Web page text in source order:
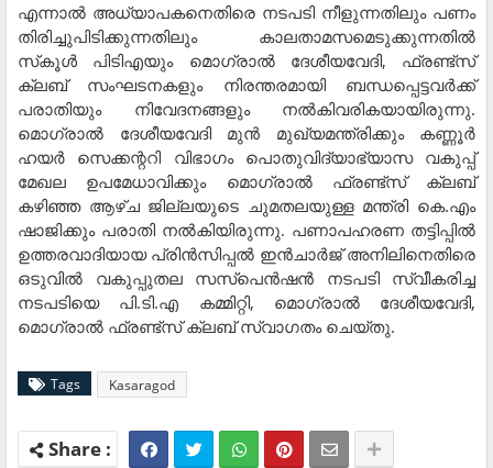
എന്നാല്‍ അധ്യാപകനെതിരെ നടപടി നീളുന്നതിലും പണം
തിരിച്ചുപിടിക്കുന്നതിലും കാലതാമസമെടുക്കുന്നതില്‍
സ്‌കൂള്‍ പിടിഎയും മൊഗ്രാല്‍ ദേശീയവേദി, ഫ്രണ്ട്സ്
ക്ലബ് സംഘടനകളും നിരന്തരമായി ബന്ധപ്പെട്ടവര്‍ക്ക്
പരാതിയും നിവേദനങ്ങളും നല്‍കിവരികയായിരുന്നു.
മൊഗ്രാല്‍ ദേശീയവേദി മുന്‍ മുഖ്യമന്ത്രിക്കും കണ്ണൂര്‍
ഹയര്‍ സെക്കന്ററി വിഭാഗം പൊതുവിദ്യാഭ്യാസ വകുപ്പ്
മേഖല ഉപമേധാവിക്കും മൊഗ്രാല്‍ ഫ്രണ്ട്‌സ് ക്ലബ്
കഴിഞ്ഞ ആഴ്ച ജില്ലയുടെ ചുമതലയുള്ള മന്ത്രി കെ.എം
ഷാജിക്കും പരാതി നല്‍കിയിരുന്നു. പണാപഹരണ തട്ടിപ്പില്‍
ഉത്തരവാദിയായ പ്രിന്‍സിപ്പല്‍ ഇന്‍ചാര്‍ജ് അനിലിനെതിരെ
ഒടുവില്‍ വകുപ്പുതല സസ്‌പെന്‍ഷന്‍ നടപടി സ്വീകരിച്ച
നടപടിയെ പി.ടി.എ കമ്മിറ്റി, മൊഗ്രാല്‍ ദേശീയവേദി,
മൊഗ്രാല്‍ ഫ്രണ്ട്‌സ് ക്ലബ് സ്വാഗതം ചെയ്തു.
Tags Kasaragod